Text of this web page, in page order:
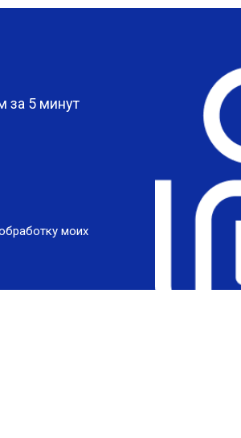
за 5 минут
моих